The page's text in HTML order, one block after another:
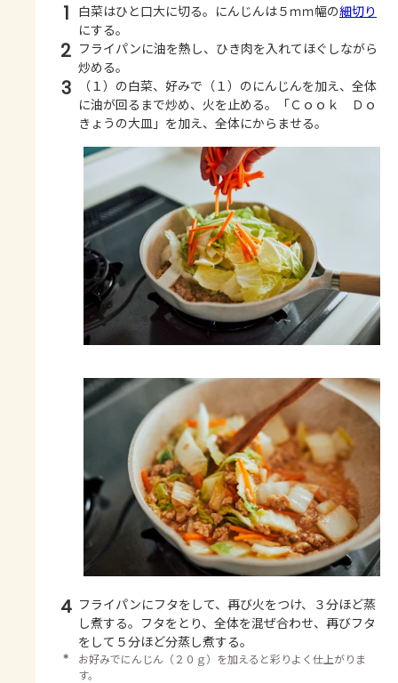
1 白菜はひと口大に切る。にんじんは５ｍｍ幅の細切り
にする。
2 フライパンに油を熱し、ひき肉を入れてほぐしながら
炒める。
3
（１）の白菜、好みで（１）のにんじんを加え、全体
に油が回るまで炒め、火を止める。「Ｃｏｏｋ Ｄｏ
きょうの大皿」を加え、全体にからませる。
4 フライパンにフタをして、再び火をつけ、３分ほど蒸
し煮する。フタをとり、全体を混ぜ合わせ、再びフタ
をして５分ほど分蒸し煮する。
＊
お好みでにんじん（２０ｇ）を加えると彩りよく仕上がりま
す。